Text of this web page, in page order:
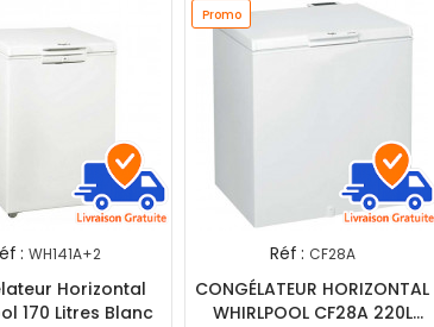
: WH141A+2
Horizontal
170 Litres Blanc
Promo
Réf : CF28A
CONGÉLATEUR HORIZONTAL
WHIRLPOOL CF28A 220L